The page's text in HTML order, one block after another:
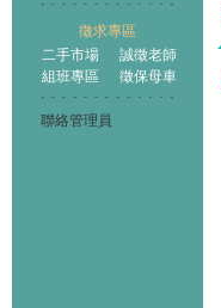
徵求專區
二手市場
誠徵老師
組班專區
徵保母車
聯絡管理員